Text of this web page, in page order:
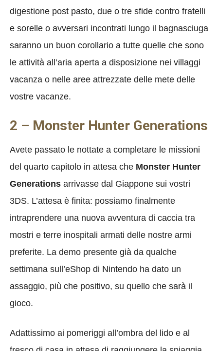
digestione post pasto, due o tre sfide contro fratelli
e sorelle o avversari incontrati lungo il bagnasciuga
saranno un buon corollario a tutte quelle che sono
le attività all’aria aperta a disposizione nei villaggi
vacanza o nelle aree attrezzate delle mete delle
vostre vacanze.
2 – Monster Hunter Generations
Avete passato le nottate a completare le missioni
del quarto capitolo in attesa che Monster Hunter
Generations arrivasse dal Giappone sui vostri
3DS. L’attesa è finita: possiamo finalmente
intraprendere una nuova avventura di caccia tra
mostri e terre inospitali armati delle nostre armi
preferite. La demo presente già da qualche
settimana sull’eShop di Nintendo ha dato un
assaggio, più che positivo, su quello che sarà il
gioco.
Adattissimo ai pomeriggi all’ombra del lido e al